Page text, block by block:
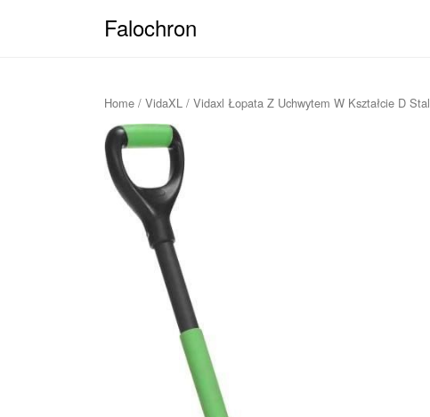
Falochron
Home / VidaXL / Vidaxl Łopata Z Uchwytem W Kształcie D Stal